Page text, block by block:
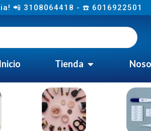
📲 3108064418 - ☎️ 6016922501
Inicio Tienda